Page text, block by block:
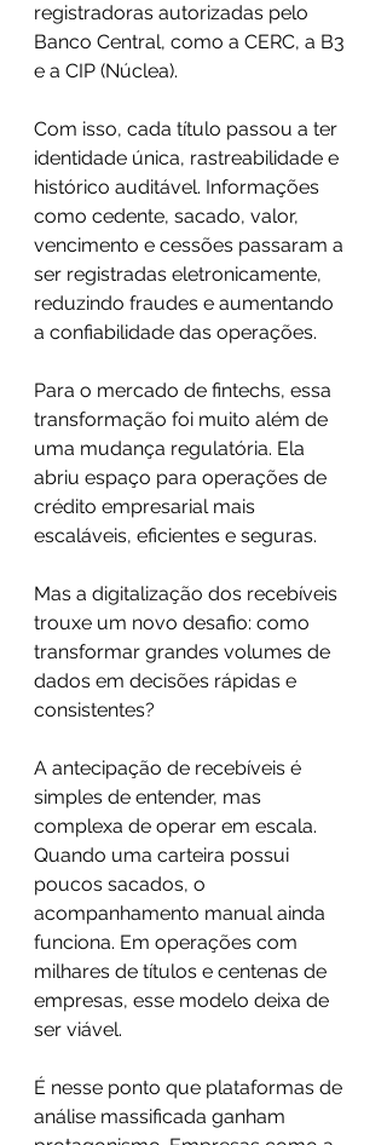
registradoras autorizadas pelo
Banco Central, como a CERC, a B3
e a CIP (Núclea).
Com isso, cada título passou a ter
identidade única, rastreabilidade e
histórico auditável. Informações
como cedente, sacado, valor,
vencimento e cessões passaram a
ser registradas eletronicamente,
reduzindo fraudes e aumentando
a confiabilidade das operações.
Para o mercado de fintechs, essa
transformação foi muito além de
uma mudança regulatória. Ela
abriu espaço para operações de
crédito empresarial mais
escaláveis, eficientes e seguras.
Mas a digitalização dos recebíveis
trouxe um novo desafio: como
transformar grandes volumes de
dados em decisões rápidas e
consistentes?
A antecipação de recebíveis é
simples de entender, mas
complexa de operar em escala.
Quando uma carteira possui
poucos sacados, o
acompanhamento manual ainda
funciona. Em operações com
milhares de títulos e centenas de
empresas, esse modelo deixa de
ser viável.
É nesse ponto que plataformas de
análise massificada ganham